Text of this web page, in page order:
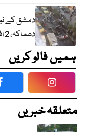
دمشق کے
دھماکہ، 2 افراد جاں بحق، متعدد زخمی
ہمیں فالو کریں
متعلقہ خبریں